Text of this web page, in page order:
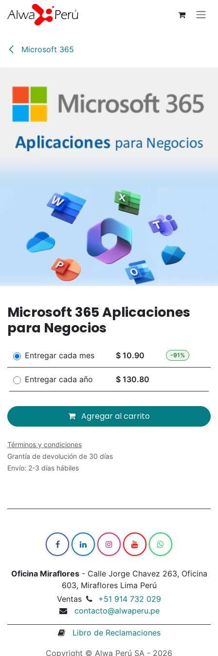
Ir al contenido
Microsoft 365
Microsoft 365 Aplicaciones
para Negocios
Entregar cada mes $ 10.90 -91%
Entregar cada año $ 130.80
Agregar al carrito
Términos y condiciones
Grantía de devolución de 30 días
Envío: 2-3 días hábiles
Oficina Miraflores- Calle Jorge Chavez 263, Oficina
603, Miraflores Lima Perú
Ventas
+51 914 732 029
contacto@alwaperu.pe
Libro de Reclamaciones
Copyright © Alwa Perú SA - 2026